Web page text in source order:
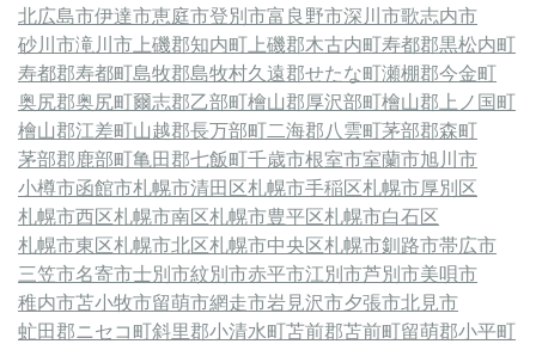
北広島市伊達市恵庭市登別市富良野市深川市歌志内市
砂川市滝川市 上磯郡知内町 上磯郡木古内町寿都郡黒松内町
寿都郡寿都町島牧郡島牧村久遠郡せたな町瀬棚郡今金町
奥尻郡奥尻町爾志郡乙部町檜山郡厚沢部町檜山郡上ノ国町
檜山郡江差町山越郡長万部町二海郡八雲町茅部郡森町
茅部郡鹿部町亀田郡七飯町千歳市根室市室蘭市旭川市
小樽市函館市札幌市清田区札幌市手稲区札幌市厚別区
札幌市西区札幌市南区札幌市豊平区札幌市白石区
札幌市東区札幌市北区札幌市中央区札幌市釧路市帯広市
三笠市名寄市士別市紋別市赤平市江別市芦別市美唄市
稚内市苫小牧市留萌市網走市岩見沢市夕張市北見市
虻田郡ニセコ町斜里郡小清水町苫前郡苫前町留萌郡小平町